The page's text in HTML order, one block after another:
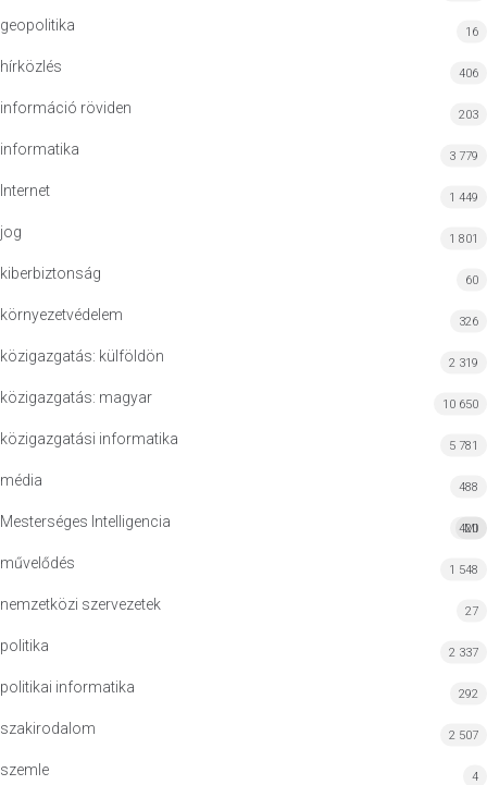
geopolitika 16
hírközlés 406
információ röviden 203
informatika 3 779
Internet 1 449
jog 1 801
kiberbiztonság 60
környezetvédelem 326
közigazgatás: külföldön 2 319
közigazgatás: magyar 10 650
közigazgatási informatika 5 781
média 488
Mesterséges Intelligencia MI
420
művelődés 1 548
nemzetközi szervezetek 27
politika 2 337
politikai informatika 292
szakirodalom 2 507
szemle 4